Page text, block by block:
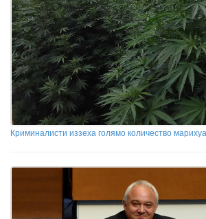
Криминалисти иззеха голямо количество